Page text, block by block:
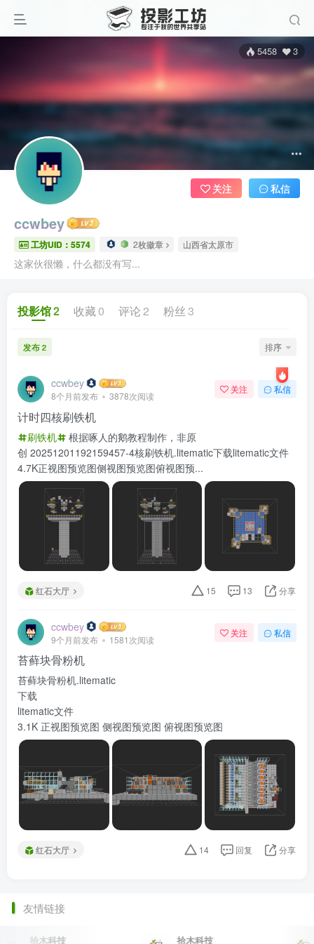
5458 3
ccwbey
工坊UID：5574 2枚徽章 山西省太原市
这家伙很懒，什么都没有写...
关注 私信
投影馆2 收藏 0 评论 2 粉丝 3
发布 2 排序
ccwbey
8个月前发布 3878次阅读
关注 私信
计时四核刷铁机
刷铁机
根据啄人的鹅教程制作，非原
创 20251201192159457-4核刷铁机.litematic下载litematic文件
4.7K正视图预览图侧视图预览图俯视图预...
红石大厅 15 13 分享
ccwbey
9个月前发布 1581次阅读
关注 私信
苔藓块骨粉机
苔藓块骨粉机.litematic
下载
litematic文件
3.1K 正视图预览图 侧视图预览图 俯视图预览图
红石大厅 14 回复 分享
友情链接
拾木科技 拾木科技